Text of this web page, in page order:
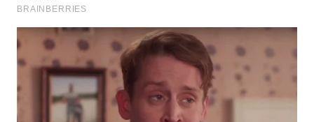
WN
DEPOK
WN
TAPANULI
UTARA